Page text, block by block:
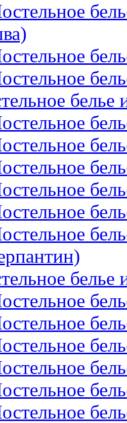
белье
белье